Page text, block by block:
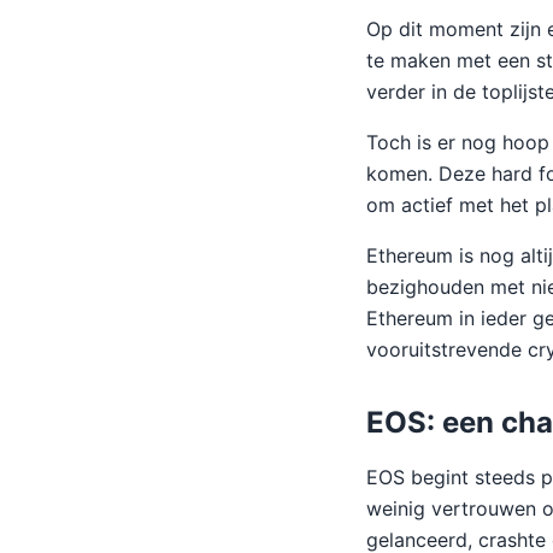
Op dit moment zijn
te maken met een
verder in de
Toch is er nog
komen. Deze hard
om actief met het
Ethereum is nog
bezighouden met
Ethereum in ieder
vooruitstrevende
EOS: een
EOS begint steeds
weinig vertrouwen
gelanceerd,